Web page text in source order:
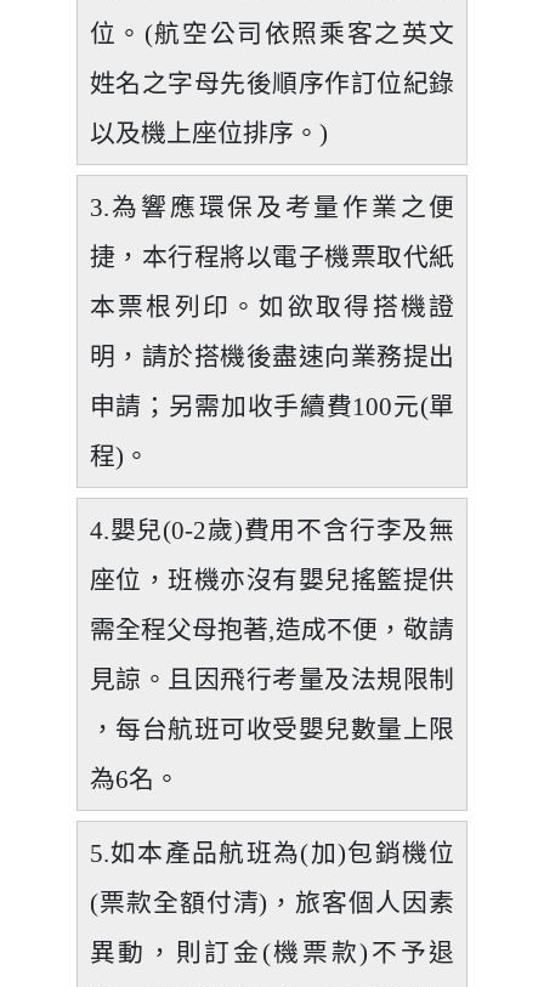
位。(航空公司依照乘客之英文
姓名之字母先後順序作訂位紀錄
以及機上座位排序。)
3.為響應環保及考量作業之便
捷，本行程將以電子機票取代紙
本票根列印。如欲取得搭機證
明，請於搭機後盡速向業務提出
申請；另需加收手續費100元(單
程)。
4.嬰兒(0-2歲)費用不含行李及無
座位，班機亦沒有嬰兒搖籃提供
需全程父母抱著,造成不便，敬請
見諒。且因飛行考量及法規限制
，每台航班可收受嬰兒數量上限
為6名。
5.如本產品航班為(加)包銷機位
(票款全額付清)，旅客個人因素
異動，則訂金(機票款)不予退